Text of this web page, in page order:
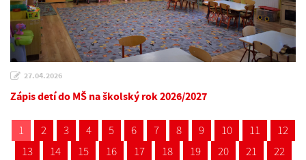
27.04.2026
Zápis detí do MŠ na školský rok 2026/2027
1 2 3 4 5 6 7 8 9 10 11
12
13
14 15 16 17 18 19 20 21
22